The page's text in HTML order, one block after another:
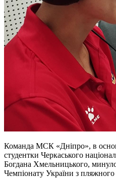
Команда МСК «Дніпро», в
студентки Черкаського
Богдана Хмельницького,
Чемпіонату України з пляжного